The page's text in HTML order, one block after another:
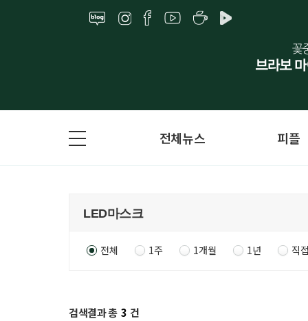
전체뉴스 피플
전체 1주 1개월 1년 직
검색결과 총 3 건